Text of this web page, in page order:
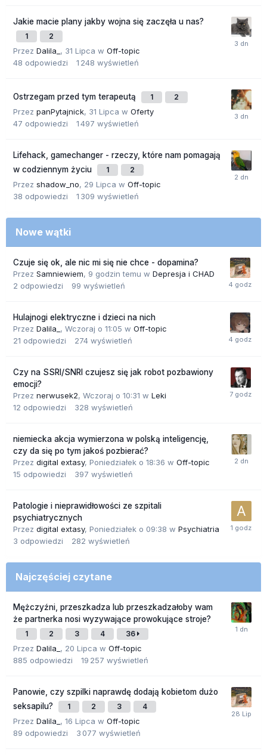
Jakie macie plany jakby wojna się zaczęła u nas?
1 2
Przez Dalila_ , 31 Lipca w Off-topic
48 odpowiedzi 1 248 wyświetleń
Ostrzegam przed tym terapeutą 1 2
Przez panPytajnick, 31 Lipca w Oferty
47 odpowiedzi 1 497 wyświetleń
Lifehack, gamechanger - rzeczy, które nam pomagają
w codziennym życiu
1 2
Przez shadow_no, 29 Lipca w Off-topic
38 odpowiedzi 1 309 wyświetleń
Nowe wątki
Czuje się ok, ale nic mi się nie chce - dopamina?
Przez Samniewiem, 9 godzin temu w Depresja i CHAD
2 odpowiedzi 99 wyświetleń
Hulajnogi elektryczne i dzieci na nich
Przez Dalila_ , Wczoraj o 11:05 w Off-topic
21 odpowiedzi 274 wyświetleń
Czy na SSRI/SNRI czujesz się jak robot pozbawiony
emocji?
Przez nerwusek2, Wczoraj o 10:31 w Leki
12 odpowiedzi 328 wyświetleń
niemiecka akcja wymierzona w polską inteligencję,
czy da się po tym jakoś pozbierać?
Przez digital extasy, Poniedziałek o 18:36 w Off-topic
15 odpowiedzi 397 wyświetleń
Patologie i nieprawidłowości ze szpitali
psychiatrycznych
Przez digital extasy, Poniedziałek o 09:38 w Psychiatria
3 odpowiedzi 282 wyświetleń
Najczęściej czytane
Mężczyźni, przeszkadza lub przeszkadzałoby wam
że partnerka nosi wyzywające prowokujące stroje?
1 2 3 4 36
Przez Dalila_ , 20 Lipca w Off-topic
885 odpowiedzi 19 257 wyświetleń
Panowie, czy szpilki naprawdę dodają kobietom dużo
seksapilu?
1 2 3 4
Przez Dalila_ , 16 Lipca w Off-topic
89 odpowiedzi 3 077 wyświetleń